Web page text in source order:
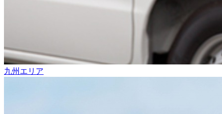
九州エリア